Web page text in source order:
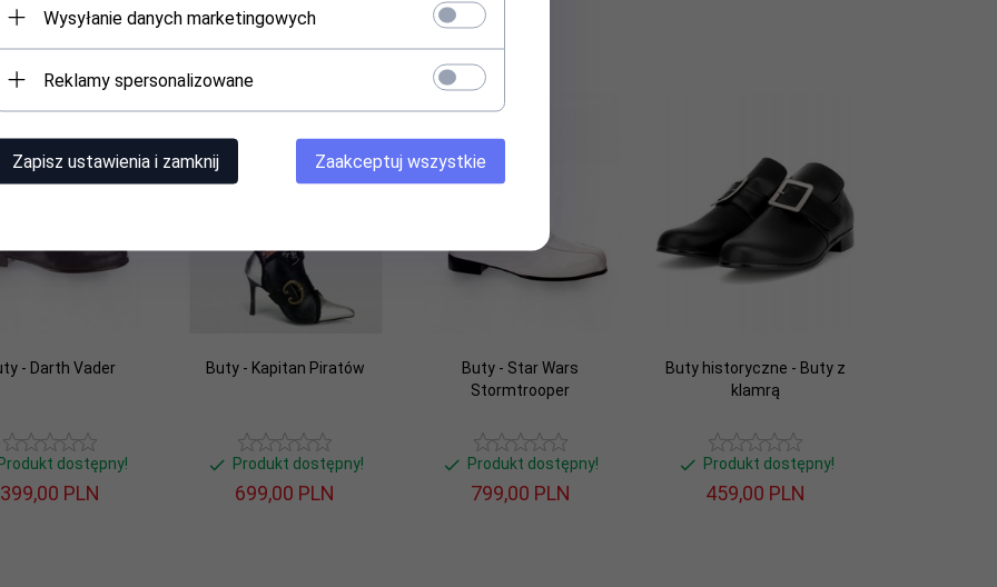
- Darth Vader
dostępny!
399,00 PLN
Buty - Kapitan Piratów
Produkt dostępny!
699,00 PLN
Buty - Star Wars
Stormtrooper
Produkt dostępny!
799,00 PLN
Buty historyczne - Buty z
klamrą
Produkt dostępny!
459,00 PLN
Wysyłanie danych marketingowych
Reklamy spersonalizowane
Zapisz ustawienia i zamknij Zaakceptuj wszystkie